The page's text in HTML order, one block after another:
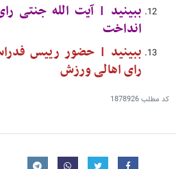
ببینید | آیت الله جنتی
انداخت
ببینید | حضور رییس
رای اهالی ورزش
کد مطلب1878926